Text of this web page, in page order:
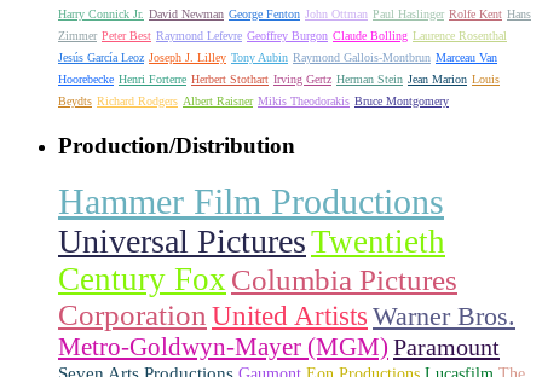
Harry Connick Jr. David Newman George Fenton John Ottman Paul Haslinger Rolfe Kent Hans
Zimmer Peter Best Raymond Lefevre Geoffrey Burgon Claude Bolling Laurence Rosenthal
Jesús García Leoz Joseph J. Lilley Tony Aubin Raymond Gallois-Montbrun Marceau Van
Hoorebecke Henri Forterre Herbert Stothart Irving Gertz Herman Stein Jean Marion Louis
Beydts Richard Rodgers Albert Raisner Mikis Theodorakis Bruce Montgomery
Production/Distribution
Hammer Film Productions
Universal PicturesTwentieth
Century FoxColumbia Pictures
Corporation United Artists Warner Bros.
Metro-Goldwyn-Mayer (MGM) Paramount